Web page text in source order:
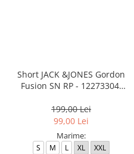
Short JACK &JONES Gordon
Fusion SN RP - 12273304-
199,00 Lei
99,00 Lei
Marime:
S M L XL XXL